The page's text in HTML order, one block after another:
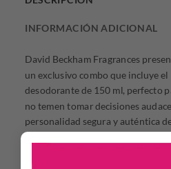
INFORMACIÓN ADICIONAL
David Beckham Fragrances
un exclusivo combo que incluye el
desodorante de 150 ml, perfecto
no temen tomar decisiones
personalidad segura y auténtica
fragancia amaderada aromática
determinación. Su impactante